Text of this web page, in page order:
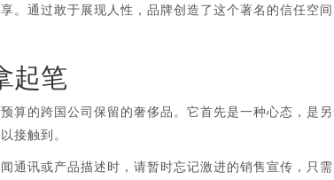
。通过敢于展现人性，品牌创造了这个著名的信任空
起笔
算的跨国公司保留的奢侈品。它首先是一种心态，是
接触到。
通讯或产品描述时，请暂时忘记激进的销售宣传，只